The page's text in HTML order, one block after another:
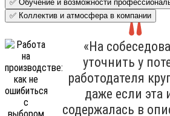
✅ Обучение и возможности
✅ Коллектив и атмосфера в компании
«На
уточнить у
работодателя
даже если
содержалась в